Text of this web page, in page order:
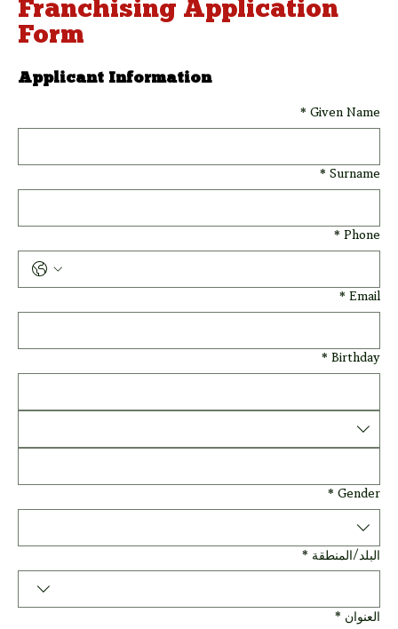
Franchising Application
Form
Applicant Information
Given Name
*
Surname
*
Phone
*
Email
*
Birthday
*
Gender
*
Multi-line address
البلد/المنطقة *
العنوان *